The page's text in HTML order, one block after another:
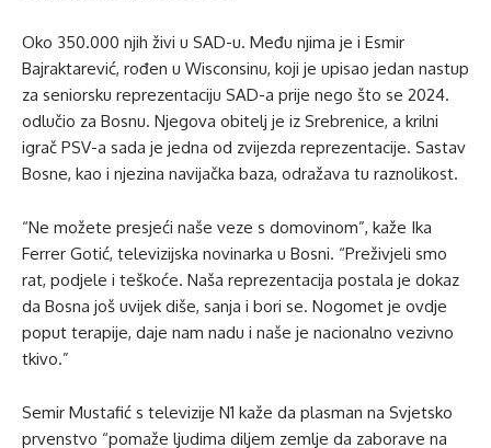
Oko 350.000 njih živi u SAD-u. Među njima je i Esmir
Bajraktarević, rođen u Wisconsinu, koji je upisao jedan nastup
za seniorsku reprezentaciju SAD-a prije nego što se 2024.
odlučio za Bosnu. Njegova obitelj je iz Srebrenice, a krilni
igrač PSV-a sada je jedna od zvijezda reprezentacije. Sastav
Bosne, kao i njezina navijačka baza, odražava tu raznolikost.
“Ne možete presjeći naše veze s domovinom”, kaže Ika
Ferrer Gotić, televizijska novinarka u Bosni. “Preživjeli smo
rat, podjele i teškoće. Naša reprezentacija postala je dokaz
da Bosna još uvijek diše, sanja i bori se. Nogomet je ovdje
poput terapije, daje nam nadu i naše je nacionalno vezivno
tkivo.”
Semir Mustafić s televizije N1 kaže da plasman na Svjetsko
prvenstvo “pomaže ljudima diljem zemlje da zaborave na